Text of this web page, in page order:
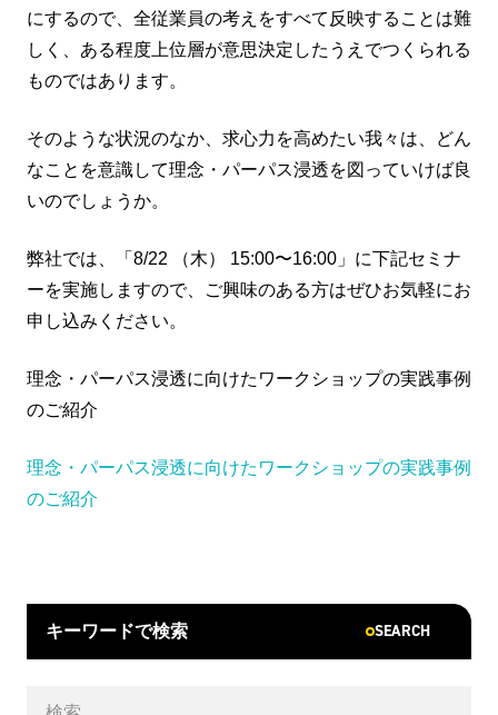
にするので、全従業員の考えをすべて反映することは難
しく、ある程度上位層が意思決定したうえでつくられる
ものではあります。
そのような状況のなか、求心力を高めたい我々は、どん
なことを意識して理念・パーパス浸透を図っていけば良
いのでしょうか。
弊社では、「8/22 （木） 15:00〜16:00」に下記セミナ
ーを実施しますので、ご興味のある方はぜひお気軽にお
申し込みください。
理念・パーパス浸透に向けたワークショップの実践事例
のご紹介
理念・パーパス浸透に向けたワークショップの実践事例
のご紹介
キーワードで検索 SEARCH